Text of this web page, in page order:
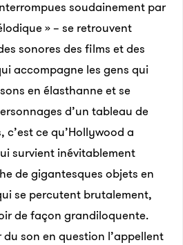
soudainement par
» – se retrouvent
sonores des films et des
accompagne les gens qui
en élasthanne et se
d’un tableau de
c’est ce qu’Hollywood a
survient inévitablement
de gigantesques objets en
se percutent brutalement,
de façon grandiloquente.
son en question l’appellent